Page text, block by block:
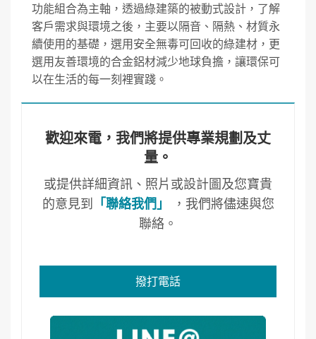
功能組合為主軸，透過綠建築的被動式設計，了解
客戶需求與環境之後，主要以隔音、隔熱、材質永
續使用的基礎，選用安全無毒可回收的綠建材，更
選用友善環境的合金鋁材減少地球負擔，讓環保可
以在生活的每一刻裡實踐。
歡迎來電，我們將提供專業規劃及丈
量。
或提供詳細資訊、照片或設計圖及您寶貴
的意見到 「聯絡我們」
，我們將儘速與您
聯絡。
撥打電話